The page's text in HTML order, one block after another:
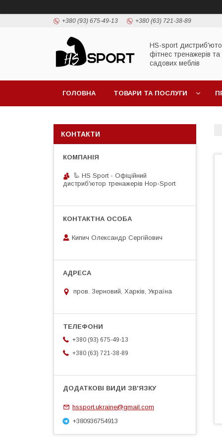
+380 (93) 675-49-13 +380 (63) 721-38-89
HS-sport
фітнес тренажерів та
садових меблів
ГОЛОВНА ТОВАРИ ТА ПОСЛУГИ
КОНТАКТИ
🦾 HS Sport - Офіційний
дистриб'ютор тренажерів Hop-Sport
Кипич Олександр Сергійович
пров. Зерновий, Харків, Україна
+380 (93) 675-49-13
+380 (63) 721-38-89
hssport.ukraine@gmail.com
+380936754913